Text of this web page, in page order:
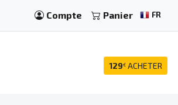
Compte Panier FR
129€ ACHETER